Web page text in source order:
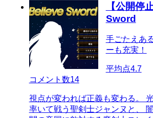
【公開停
Sword
手ごたえあ
ーも充実！
平均点4.7
コメント数14
視点が変われば正義も変わる。
率いて戦う聖剣士ジャンヌと、